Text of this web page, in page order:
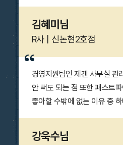
김혜미님
R사 | 신논현2호점
경영지원팀인 제겐 사무실 관리
안 써도 되는 점 또한 패스트
좋아할 수밖에 없는 이유 중
강욱수님